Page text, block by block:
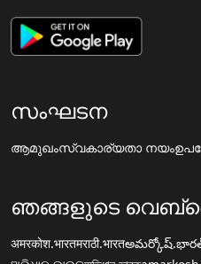
സംഘടന
ആമുഖംസ്വകാര്യതാ നയം
ഞങ്ങളുടെ
अमरकोश.भारतमराठी.भारत